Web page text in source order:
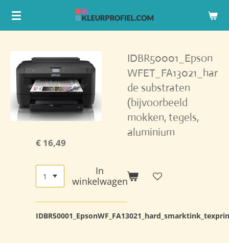
Ga
hoofdinhoud
IDBR50001_Epson
WFET_FA13021_har
de substraten
(bijvoorbeeld
mokken, tegels,
aluminium
€ 16,49
In
winkelwagen